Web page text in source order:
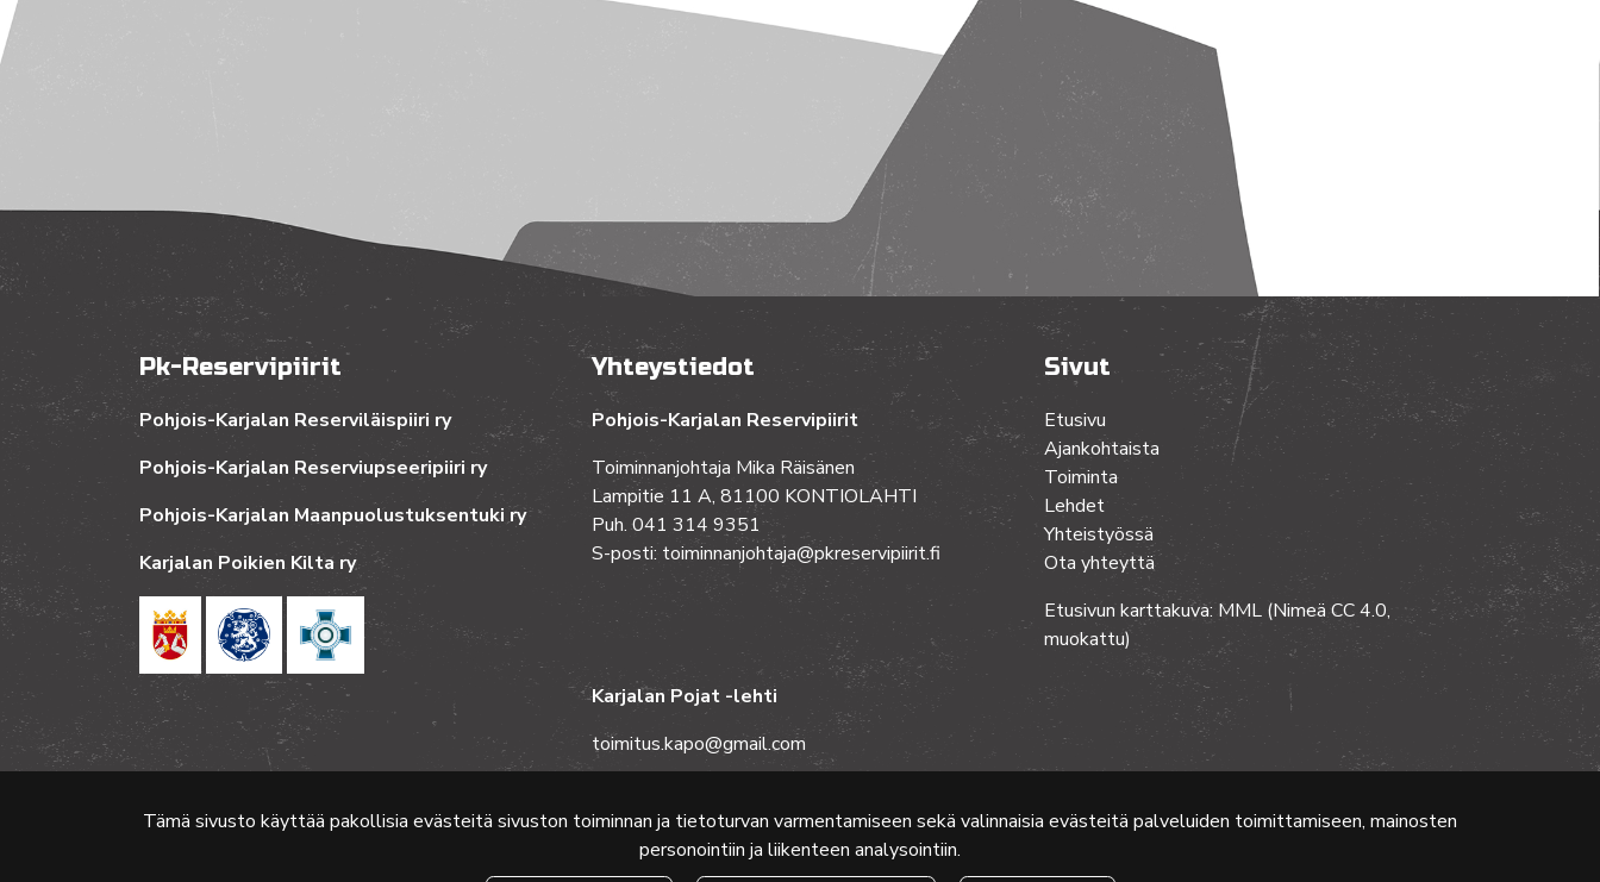
Tämä sivusto käyttää pakollisia evästeitä sivuston toiminnan ja tietoturvan varmentamiseen sekä valinnaisia evästeitä palveluiden toimittamiseen, mainosten
personointiin ja liikenteen analysointiin.
Pk-Reservipiirit
Pohjois-Karjalan Reserviläispiiri ry
Pohjois-Karjalan Reserviupseeripiiri ry
Pohjois-Karjalan Maanpuolustuksentuki ry
Karjalan Poikien Kilta ry
Yhteystiedot
Pohjois-Karjalan Reservipiirit
Toiminnanjohtaja Mika Räisänen
Lampitie 11 A, 81100 KONTIOLAHTI
Puh. 041 314 9351
S-posti: toiminnanjohtaja@pkreservipiirit.fi
Karjalan Pojat -lehti
toimitus.kapo@gmail.com
Sivut
Etusivu
Ajankohtaista
Toiminta
Lehdet
Yhteistyössä
Ota yhteyttä
Etusivun karttakuva: MML (Nimeä CC 4.0,
muokattu)